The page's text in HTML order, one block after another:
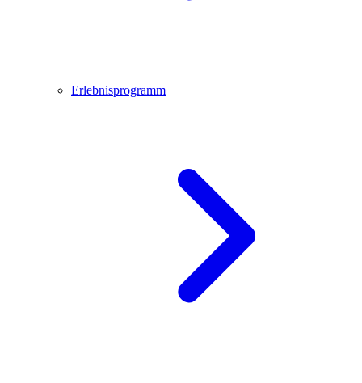
Erlebnisprogramm